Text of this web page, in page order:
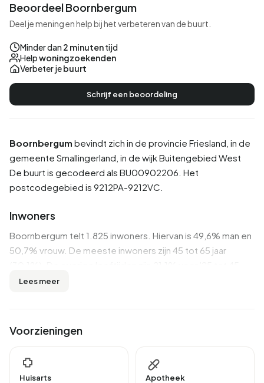
Boornbergum bevindt zich in de provincie Friesland , in de
gemeente Smallingerland , in de wijkBuitengebied West
De buurt is gecodeerd als BU00902206. Het
postcodegebied is 9212PA-9212VC.
Inwoners
Boornbergum telt 1.825 inwoners. Hiervan is 49,6% man en
50,7% vrouw. De meeste inwoners zijn 45 tot 65 jaar
jaar', 18,6% voor '65 jaar of ouder', 17,8% voor '0 tot 15 jaar'
komen uit Europa en 60 komen uit landen buiten Europa.
Er zijn 745 huishoudens in Boornbergum. 28,2% daarvan zijn
eenpersoonshuishoudens, 29,5% huishoudens zonder
Lees meer
Voorzieningen
Huisarts
Apotheek
Beoordeel Boornbergum
Deel je mening en help bij het verbeteren van de buurt.
Minder dan 2 minutentijd
Helpwoningzoekenden
Verbeter jebuurt
Schrijf een beoordeling